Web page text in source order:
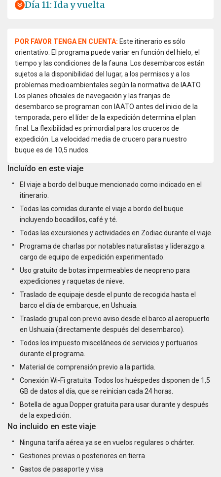
Día 11: Ida y vuelta
POR FAVOR TENGA EN CUENTA: Este itinerario es sólo
orientativo. El programa puede variar en función del hielo, el
tiempo y las condiciones de la fauna. Los desembarcos están
sujetos a la disponibilidad del lugar, a los permisos y a los
problemas medioambientales según la normativa de IAATO.
Los planes oficiales de navegación y las franjas de
desembarco se programan con IAATO antes del inicio de la
temporada, pero el líder de la expedición determina el plan
final. La flexibilidad es primordial para los cruceros de
expedición. La velocidad media de crucero para nuestro
buque es de 10,5 nudos.
Incluído en este viaje
El viaje a bordo del buque mencionado como indicado en el
itinerario.
Todas las comidas durante el viaje a bordo del buque
incluyendo bocadillos, café y té.
Todas las excursiones y actividades en Zodiac durante el viaje.
Programa de charlas por notables naturalistas y liderazgo a
cargo de equipo de expedición experimentado.
Uso gratuito de botas impermeables de neopreno para
expediciones y raquetas de nieve.
Traslado de equipaje desde el punto de recogida hasta el
barco el día de embarque, en Ushuaia.
Traslado grupal con previo aviso desde el barco al aeropuerto
en Ushuaia (directamente después del desembarco).
Todos los impuesto misceláneos de servicios y portuarios
durante el programa.
Material de comprensión previo a la partida.
Conexión Wi-Fi gratuita. Todos los huéspedes disponen de 1,5
GB de datos al día, que se reinician cada 24 horas.
Botella de agua Dopper gratuita para usar durante y después
de la expedición.
No incluido en este viaje
Ninguna tarifa aérea ya se en vuelos regulares o chárter.
Gestiones previas o posteriores en tierra.
Gastos de pasaporte y visa